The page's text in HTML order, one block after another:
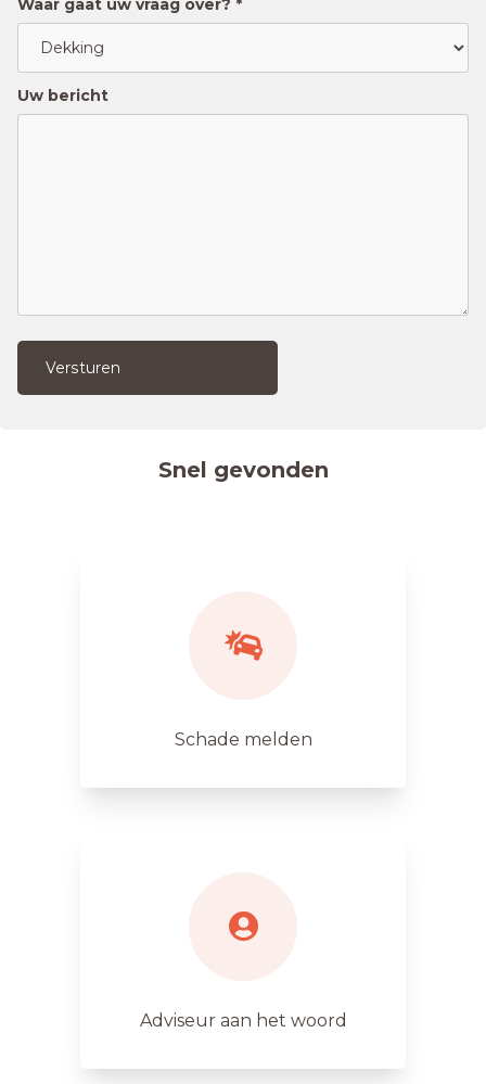
Waar gaat uw vraag over? *
Uw bericht
Versturen
Snel gevonden
Schade melden
Adviseur aan het woord